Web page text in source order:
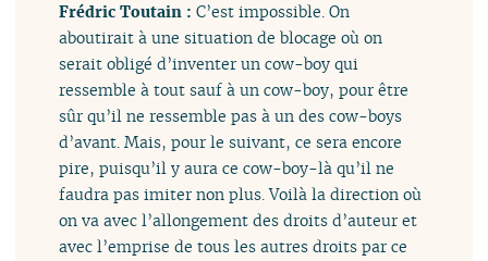
Frédric Toutain : C’est impossible. On
aboutirait à une situation de blocage où on
serait obligé d’inventer un cow-boy qui
ressemble à tout sauf à un cow-boy, pour être
sûr qu’il ne ressemble pas à un des cow-boys
d’avant. Mais, pour le suivant, ce sera encore
pire, puisqu’il y aura ce cow-boy-là qu’il ne
faudra pas imiter non plus. Voilà la direction où
on va avec l’allongement des droits d’auteur et
avec l’emprise de tous les autres droits par ce